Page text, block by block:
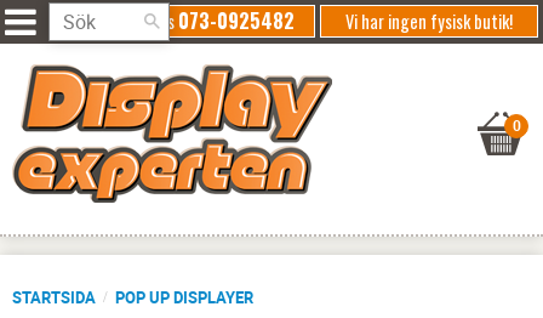
Vi har ingen fysisk butik!
Ring oss073-0925482
STARTSIDA POP UP DISPLAYER